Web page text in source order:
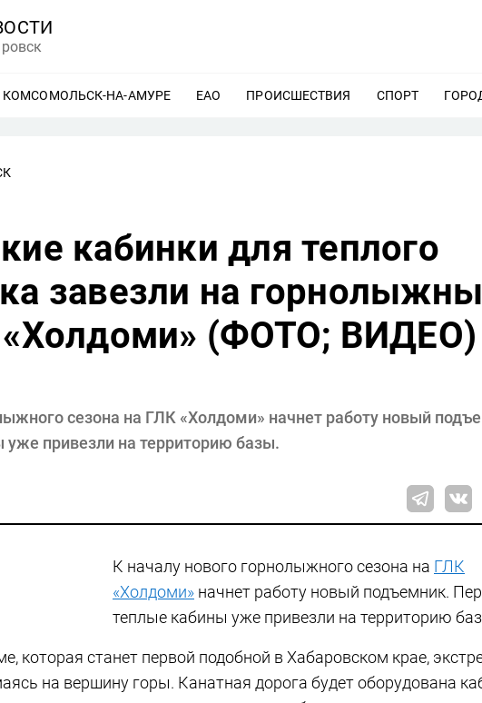
ЕЩЕ
КОМСОМОЛЬСК-НА-АМУРЕ ЕЩЕ
ЕАО ЕЩЕ
ПРОИСШЕСТВИЯ ЕЩЕ
СПОРТ ЕЩЕ
кабинки для теплого
завезли на
«Холдоми» (ФОТО; ВИДЕО)
сезона на ГЛК «Холдоми» начнет работу новый
привезли на территорию базы.
К началу нового горнолыжного сезона на ГЛК
«Холдоми» начнет работу новый подъемник.
теплые кабины уже привезли на территорию
которая станет первой подобной в Хабаровском крае,
на вершину горы. Канатная дорога будет оборудована